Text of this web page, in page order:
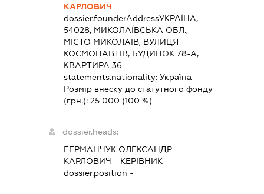
КАРЛОВИЧ
dossier.founderAddressУКРАЇНА,
54028, МИКОЛАЇВСЬКА ОБЛ.,
МІСТО МИКОЛАЇВ, ВУЛИЦЯ
КОСМОНАВТІВ, БУДИНОК 78-А,
КВАРТИРА 36
statements.nationality: Україна
Розмір внеску до статутного фонду
(грн.): 25 000 (100 %)
dossier.heads:
ГЕРМАНЧУК ОЛЕКСАНДР
КАРЛОВИЧ - КЕРІВНИК
dossier.position -